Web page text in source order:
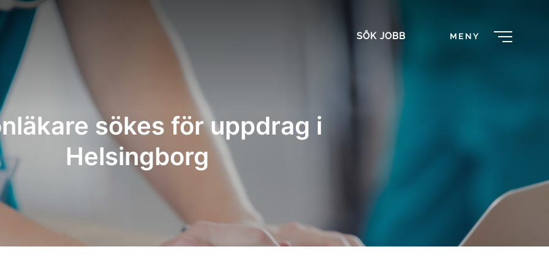
SÖK JOBB MENY
sökes för uppdrag i
Helsingborg